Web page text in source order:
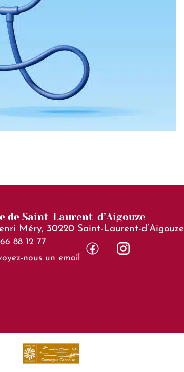
de Saint-Laurent-d’Aigouze
Méry, 30220 Saint-Laurent-d’Aigouze
88 12 77
nous un email